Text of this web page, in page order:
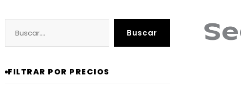
Buscar
FILTRAR POR PRECIOS